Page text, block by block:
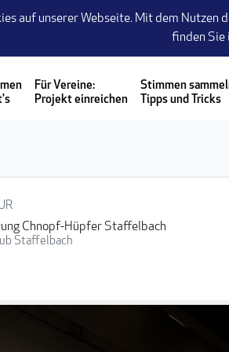
auf unserer Webseite. Mit dem Nutzen
finden Sie
Für Vereine:
Projekt einreichen
Stimmen
Tipps und Tricks
Chnopf-Hüpfer Staffelbach
Staffelbach